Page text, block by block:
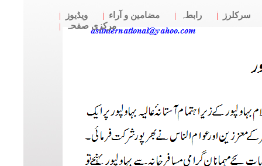
سرکلرز رابطہ مضامین و آراء
ویڈیوز
مرکزی صفحہ